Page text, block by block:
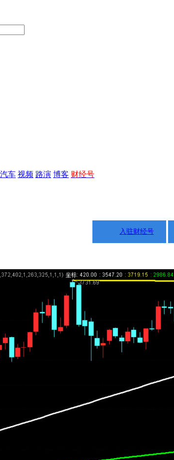
汽车 视频 路演 博客 财经号
入驻财经号